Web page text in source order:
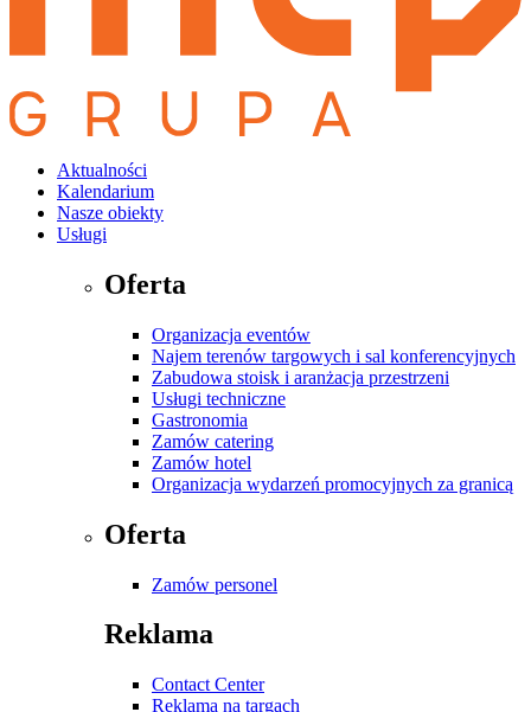
Aktualności
Kalendarium
Nasze obiekty
Usługi
Oferta
Organizacja eventów
Najem terenów targowych i sal konferencyjnych
Zabudowa stoisk i aranżacja przestrzeni
Usługi techniczne
Gastronomia
Zamów catering
Zamów hotel
Organizacja wydarzeń promocyjnych za granicą
Oferta
Zamów personel
Reklama
Contact Center
Reklama na targach